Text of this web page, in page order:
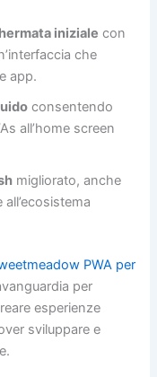
iniziale con
che
app.
consentendo
all’home screen
migliorato, anche
PWA per
per
esperienze
sviluppare e